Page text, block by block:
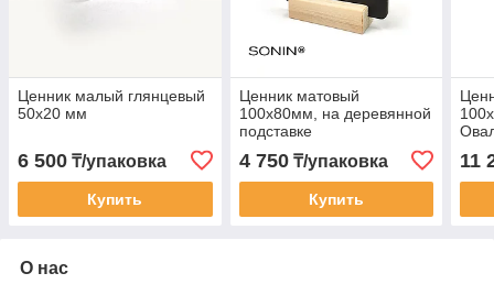
Ценник малый глянцевый
50х20 мм
6 500 ₸/упаковка
Купить
Ценник матовый
100х80мм, на деревянной
подставке
4 750₸/упаковка
Купить
11
О нас